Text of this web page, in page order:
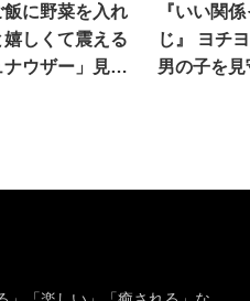
飯に野菜を入れ
嬉しくて震える
ナウザー」見る
『いい関
じ』 ヨチ
男の子を見